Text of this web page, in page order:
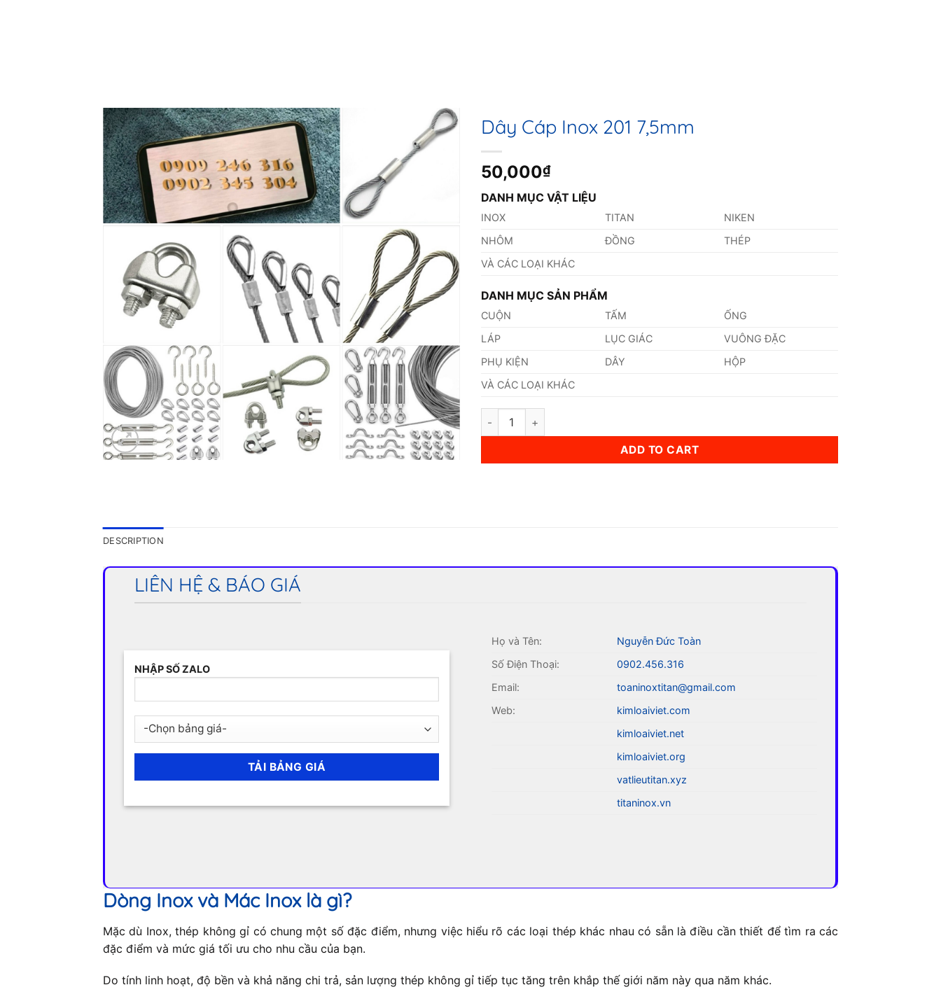
Dây Cáp Inox 201 7,5mm
50,000₫
DANH MỤC VẬT LIỆU
INOX TITAN
NIKEN
NHÔM
ĐỒNG
THÉP
VÀ CÁC LOẠI KHÁC
DANH MỤC SẢN PHẨM
CUỘN TẤM
ỐNG
LÁP
LỤC GIÁC
VUÔNG ĐẶC
PHỤ KIỆN
DÂY
HỘP
VÀ CÁC LOẠI KHÁC
Dây Cáp Inox 201 7,5mm quantity
ADD TO CART
DESCRIPTION
LIÊN HỆ & BÁO GIÁ
NHẬP SỐ ZALO
Họ và Tên:
Nguyễn Đức Toàn
Số Điện Thoại:
0902.456.316
Email:
toaninoxtitan@gmail.com
Web:
kimloaiviet.com
kimloaiviet.net
kimloaiviet.org
vatlieutitan.xyz
titaninox.vn
Dòng Inox và Mác Inox là gì?
Mặc dù Inox, thép không gỉ có chung một số đặc điểm, nhưng việc hiểu rõ các loại thép khác nhau có sẵn là điều cần thiết để tìm ra các
đặc điểm và mức giá tối ưu cho nhu cầu của bạn.
Do tính linh hoạt, độ bền và khả năng chi trả, sản lượng thép không gỉ tiếp tục tăng trên khắp thế giới năm này qua năm khác.